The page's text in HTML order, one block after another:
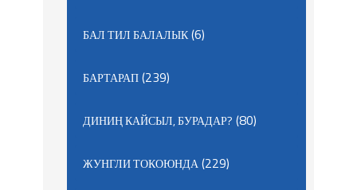
БАЛ ТИЛ БАЛАЛЫК(6)
БАРТАРАП(239)
ДИНИҢ КАЙСЫЛ, БУРАДАР? (80)
ЖУНГЛИ ТОКОЮНДА(229)